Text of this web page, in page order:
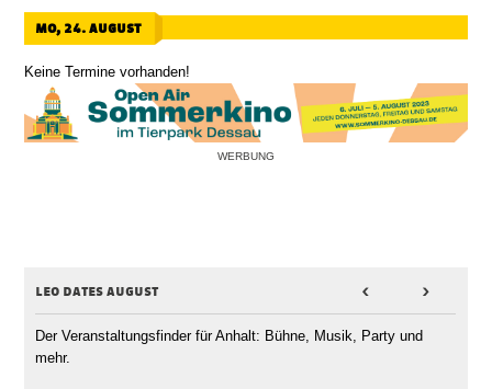
mo, 24. august
Keine Termine vorhanden!
WERBUNG
leo dates august < >
Der Veranstaltungsfinder für Anhalt: Bühne, Musik, Party und
mehr.